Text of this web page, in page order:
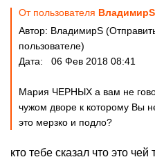
От пользователя ВладимирS
Автор: ВладимирS
пользователе)
Дата: 06 Фев 2018 08:41
Мария ЧЕРНЫХ а вам не
чужом дворе к которому Вы
это мерзко и подло?
кто тебе сказал что это